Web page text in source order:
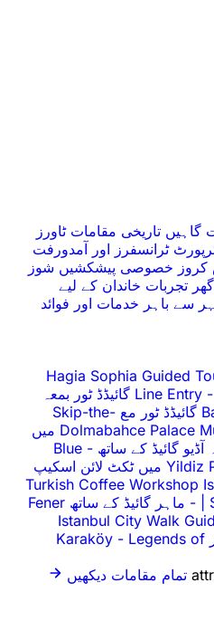
گاہیں تاریخی مقاماتٹاورز
ٹرانسفرز اور آمدورفت
خصوصی پیشکشیں شوز
تجربات خاندان کے لیے
سے باہر خدمات اور فوائد
Hagia Sophia Guided
Line Entry -
Topkapi Palace Museum گائیڈڈ ٹور بمعہ
Basilica Cistern گائیڈڈ ٹور مع Skip-the-
Dolmabahce Palace Museum میں
-
Blue
Yildiz Palace میں ٹکٹ لائن اسکیپ
Turkish Coffee Workshop
-
ماہر گائیڈ کے ساتھ Fener
Istanbul City Walk
- Legends of
تمام مقامات دیکھیں